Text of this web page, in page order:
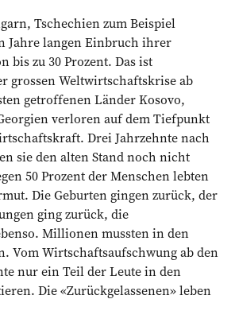
Tschechien zum Beispiel
Jahre langen Einbruch ihrer
bis zu 30 Prozent. Das ist
grossen Weltwirtschaftskrise ab
getroffenen Länder Kosovo,
verloren auf dem Tiefpunkt
Drei Jahrzehnte nach
sie den alten Stand noch nicht
50 Prozent der Menschen lebten
Die Geburten gingen zurück, der
ging zurück, die
Millionen mussten in den
Vom Wirtschaftsaufschwung ab den
nur ein Teil der Leute in den
Die «Zurück­gelassenen» leben